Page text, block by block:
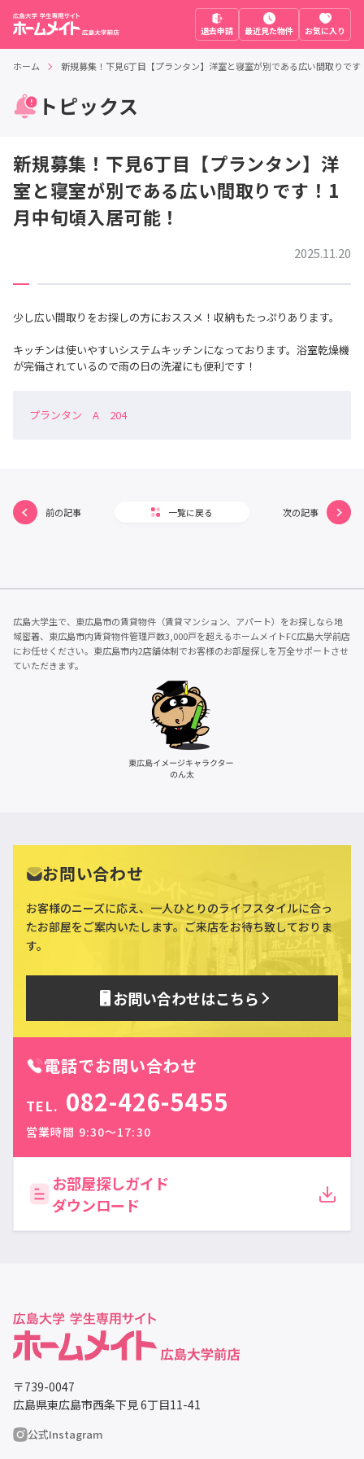
退去申請 最近見た物件 お気に入り
ホーム 新規募集！下見6丁目【プランタン】洋室と寝室が別である広い間取りで
トピックス
新規募集！下見6丁目【プランタン】洋
室と寝室が別である広い間取りです！1
月中旬頃入居可能！
2025.11.20
少し広い間取りをお探しの方におススメ！収納もたっぷりあります。
キッチンは使いやすいシステムキッチンになっております。浴室乾燥機
が完備されているので雨の日の洗濯にも便利です！
プランタン A 204
前の記事 一覧に戻る 次の記事
広島大学生で、東広島市の賃貸物件（賃貸マンション、アパート）をお探しなら地
域密着、東広島市内賃貸物件管理戸数3,000戸を超えるホームメイトFC広島大学前店
にお任せください。東広島市内2店舗体制でお客様のお部屋探しを万全サポートさせ
ていただきます。
お問い合わせ
お客様のニーズに応え、一人ひとりのライフスタイルに合っ
たお部屋をご案内いたします。ご来店をお待ち致しておりま
す。
お問い合わせはこちら
電話でお問い合わせ
TEL. 082-426-5455
営業時間 9:30〜17:30
お部屋探しガイド
ダウンロード
〒739-0047
広島県東広島市西条下見 6丁目11-41
公式Instagram